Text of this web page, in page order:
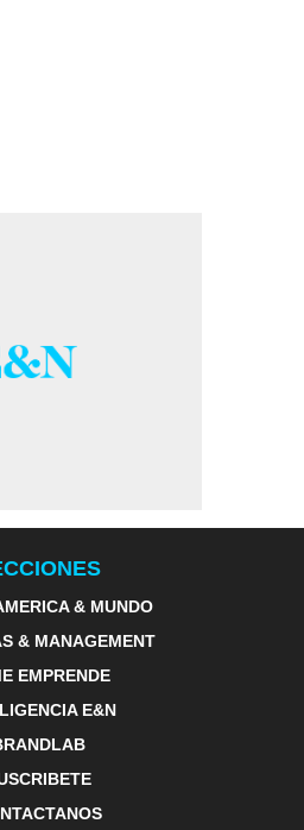
& MUNDO
& MANAGEMENT
EMPRENDE
E&N